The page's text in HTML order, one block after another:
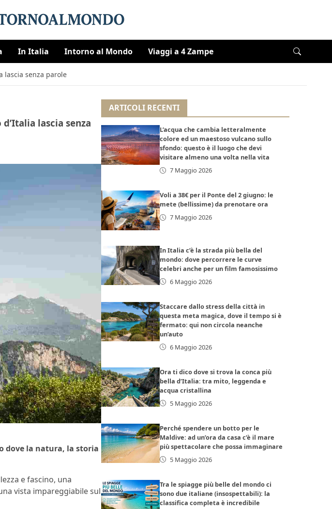
In Italia Intorno al Mondo Viaggi a 4 Zampe
lascia senza parole
lascia senza
dove la natura, la storia
e fascino, una
vista impareggiabile sul
ARTICOLI RECENTI
L’acqua che cambia letteralmente
colore ed un maestoso vulcano sullo
sfondo: questo è il luogo che devi
visitare almeno una volta nella vita
7 Maggio 2026
Voli a 38€ per il Ponte del 2 giugno: le
mete (bellissime) da prenotare ora
7 Maggio 2026
In Italia c’è la strada più bella del
mondo: dove percorrere le curve
celebri anche per un film famosissimo
6 Maggio 2026
Staccare dallo stress della città in
questa meta magica, dove il tempo si è
fermato: qui non circola neanche
un’auto
6 Maggio 2026
Ora ti dico dove si trova la conca più
bella d’Italia: tra mito, leggenda e
acqua cristallina
5 Maggio 2026
Perché spendere un botto per le
Maldive: ad un’ora da casa c’è il mare
più spettacolare che possa immaginare
5 Maggio 2026
Tra le spiagge più belle del mondo ci
sono due italiane (insospettabili): la
classifica completa è incredibile